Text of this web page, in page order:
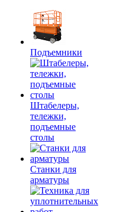
Подъемники
Штабелеры,
тележки,
подъемные
столы
Станки для
арматуры